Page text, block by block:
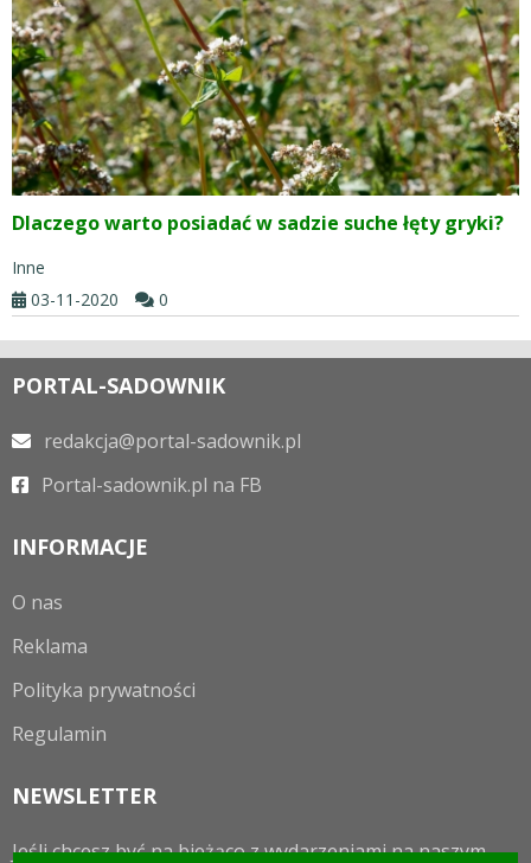
Dlaczego warto posiadać w sadzie suche łęty gryki?
Inne
03-11-2020
0
PORTAL-SADOWNIK
redakcja@portal-sadownik.pl
Portal-sadownik.pl na FB
INFORMACJE
O nas
Reklama
Polityka prywatności
Regulamin
NEWSLETTER
Jeśli chcesz być na bieżąco z wydarzeniami na naszym